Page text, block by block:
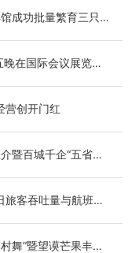
成功批量繁育三只
在国际会议展览中
营创开门红
暨百城千企“五省
客吞吐量与航班起
舞”暨望谟芒果丰收